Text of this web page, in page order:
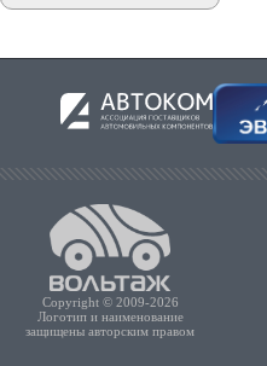
Copyright © 2009-2026
Логотип и наименование
защищены авторским правом